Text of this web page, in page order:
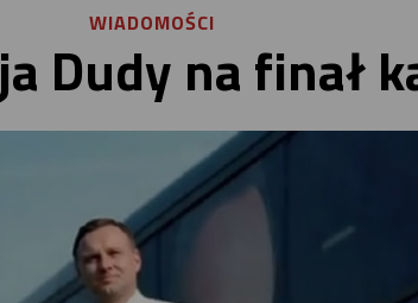
WIADOMOŚCI
Dudy na finał